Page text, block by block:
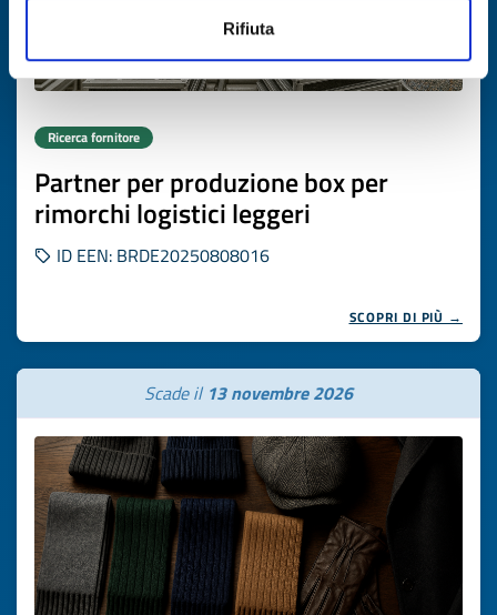
Rifiuta
Ricerca fornitore
Partner per produzione box per
rimorchi logistici leggeri
ID EEN: BRDE20250808016
SCOPRI DI PIÙ →
Scade il 13 novembre 2026